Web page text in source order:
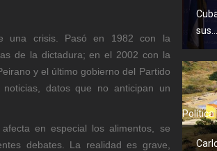
una crisis. Pasó en 1982 con la
de la dictadura; en el 2002 con la
y el último gobierno del Partido
datos que no anticipan un
en especial los alimentos, se
debates. La realidad es grave,
sus...
Política